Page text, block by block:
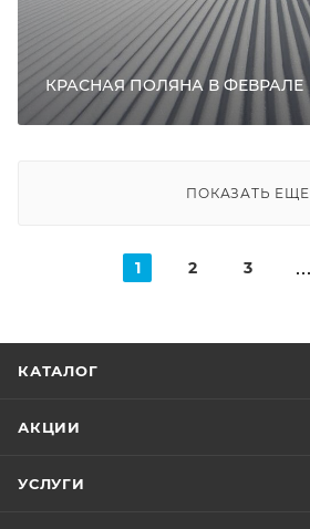
КРАСНАЯ ПОЛЯНА В ФЕВРАЛЕ
ПОКАЗАТЬ ЕЩЕ
1 2 3
КАТАЛОГ
АКЦИИ
УСЛУГИ